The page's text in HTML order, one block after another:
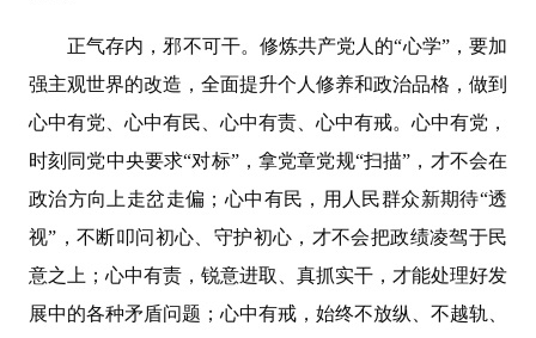
正气存内，邪不可干。修炼共产党人的“心学”，要加
强主观世界的改造，全面提升个人修养和政治品格，做到
心中有党、心中有民、心中有责、心中有戒。心中有党，
时刻同党中央要求“对标”，拿党章党规“扫描”，才不会在
政治方向上走岔走偏；心中有民，用人民群众新期待“透
视”，不断叩问初心、守护初心，才不会把政绩凌驾于民
意之上；心中有责，锐意进取、真抓实干，才能处理好发
展中的各种矛盾问题；心中有戒，始终不放纵、不越轨、